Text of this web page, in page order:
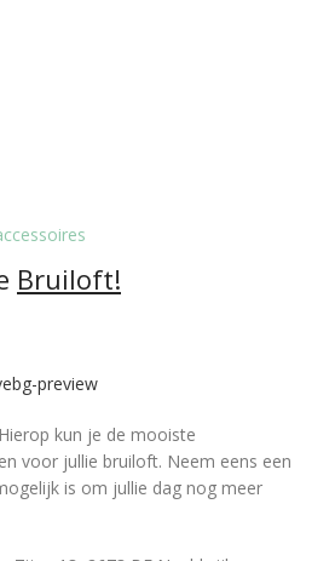
Bruiloft!
kun je de mooiste
voor jullie bruiloft. Neem eens een
is om jullie dag nog meer